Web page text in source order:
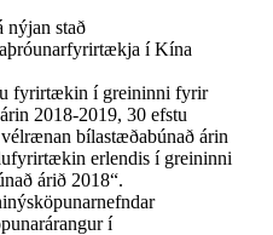
stað
í Kína
fyrirtækin í greininni fyrir
2018-2019, 30 efstu
bílastæðabúnað árin
erlendis í greininni
árið 2018“.
í